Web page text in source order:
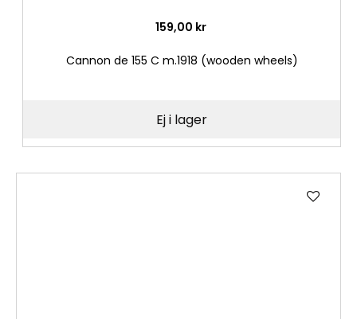
159,00 kr
Cannon de 155 C m.1918 (wooden wheels)
Ej i lager